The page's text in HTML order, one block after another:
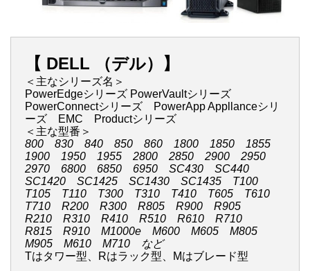
【 DELL （デル）】
＜主なシリーズ名＞
PowerEdgeシリーズ PowerVaultシリーズ
PowerConnectシリーズ PowerApp Appllanceシリ
ーズ EMC Productシリーズ
＜主な型番＞
800 830 840 850 860 1800 1850 1855
1900 1950 1955 2800 2850 2900 2950
2970 6800 6850 6950 SC430 SC440
SC1420 SC1425 SC1430 SC1435 T100
T105 T110 T300 T310 T410 T605 T610
T710 R200 R300 R805 R900 R905
R210 R310 R410 R510 R610 R710
R815 R910 M1000e M600 M605 M805
M905 M610 M710 など
Tはタワー型、Rはラック型、Mはブレード型